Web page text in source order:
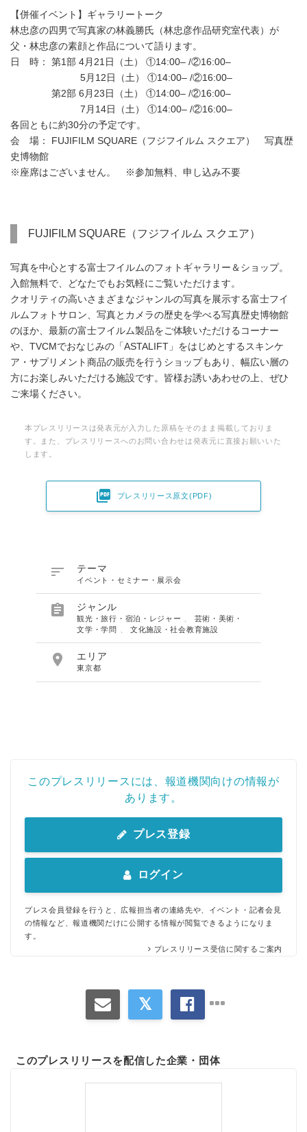
【併催イベント】ギャラリートーク
林忠彦の四男で写真家の林義勝氏（林忠彦作品研究室代表）が
父・林忠彦の素顔と作品について語ります。
日 時： 第1部 4月21日（土） ①14:00– /②16:00–
5月12日（土） ①14:00– /②16:00–
第2部 6月23日（土） ①14:00– /②16:00–
7月14日（土） ①14:00– /②16:00–
各回ともに約30分の予定です。
会 場： FUJIFILM SQUARE（フジフイルム スクエア） 写真歴
史博物館
※座席はございません。 ※参加無料、申し込み不要
FUJIFILM SQUARE（フジフイルム スクエア）
写真を中心とする富士フイルムのフォトギャラリー＆ショップ。
入館無料で、どなたでもお気軽にご覧いただけます。
クオリティの高いさまざまなジャンルの写真を展示する富士フイ
ルムフォトサロン、写真とカメラの歴史を学べる写真歴史博物館
のほか、最新の富士フイルム製品をご体験いただけるコーナー
や、TVCMでおなじみの「ASTALIFT」をはじめとするスキンケ
ア・サプリメント商品の販売を行うショップもあり、幅広い層の
方にお楽しみいただける施設です。皆様お誘いあわせの上、ぜひ
ご来場ください。
本プレスリリースは発表元が入力した原稿をそのまま掲載しておりま
す。また、プレスリリースへのお問い合わせは発表元に直接お願いいた
します。
 プレスリリース原文(PDF)
 テーマ
イベント・セミナー・展示会
 ジャンル
観光・旅行・宿泊・レジャー
芸術・美術・
文学・学問
文化施設・社会教育施設
 エリア
東京都
このプレスリリースには、報道機関向けの情報が
あります。
プレス登録
ログイン
プレス会員登録を行うと、広報担当者の連絡先や、イベント・記者会見
の情報など、報道機関だけに公開する情報が閲覧できるようになりま
す。
プレスリリース受信に関するご案内
このプレスリリースを配信した企業・団体